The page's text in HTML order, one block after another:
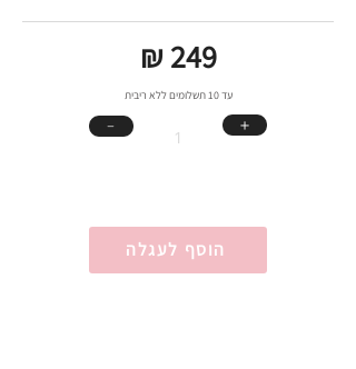
₪ 249
עד 10 תשלומים ללא ריבית
﹣ ＋
הוסף לעגלה